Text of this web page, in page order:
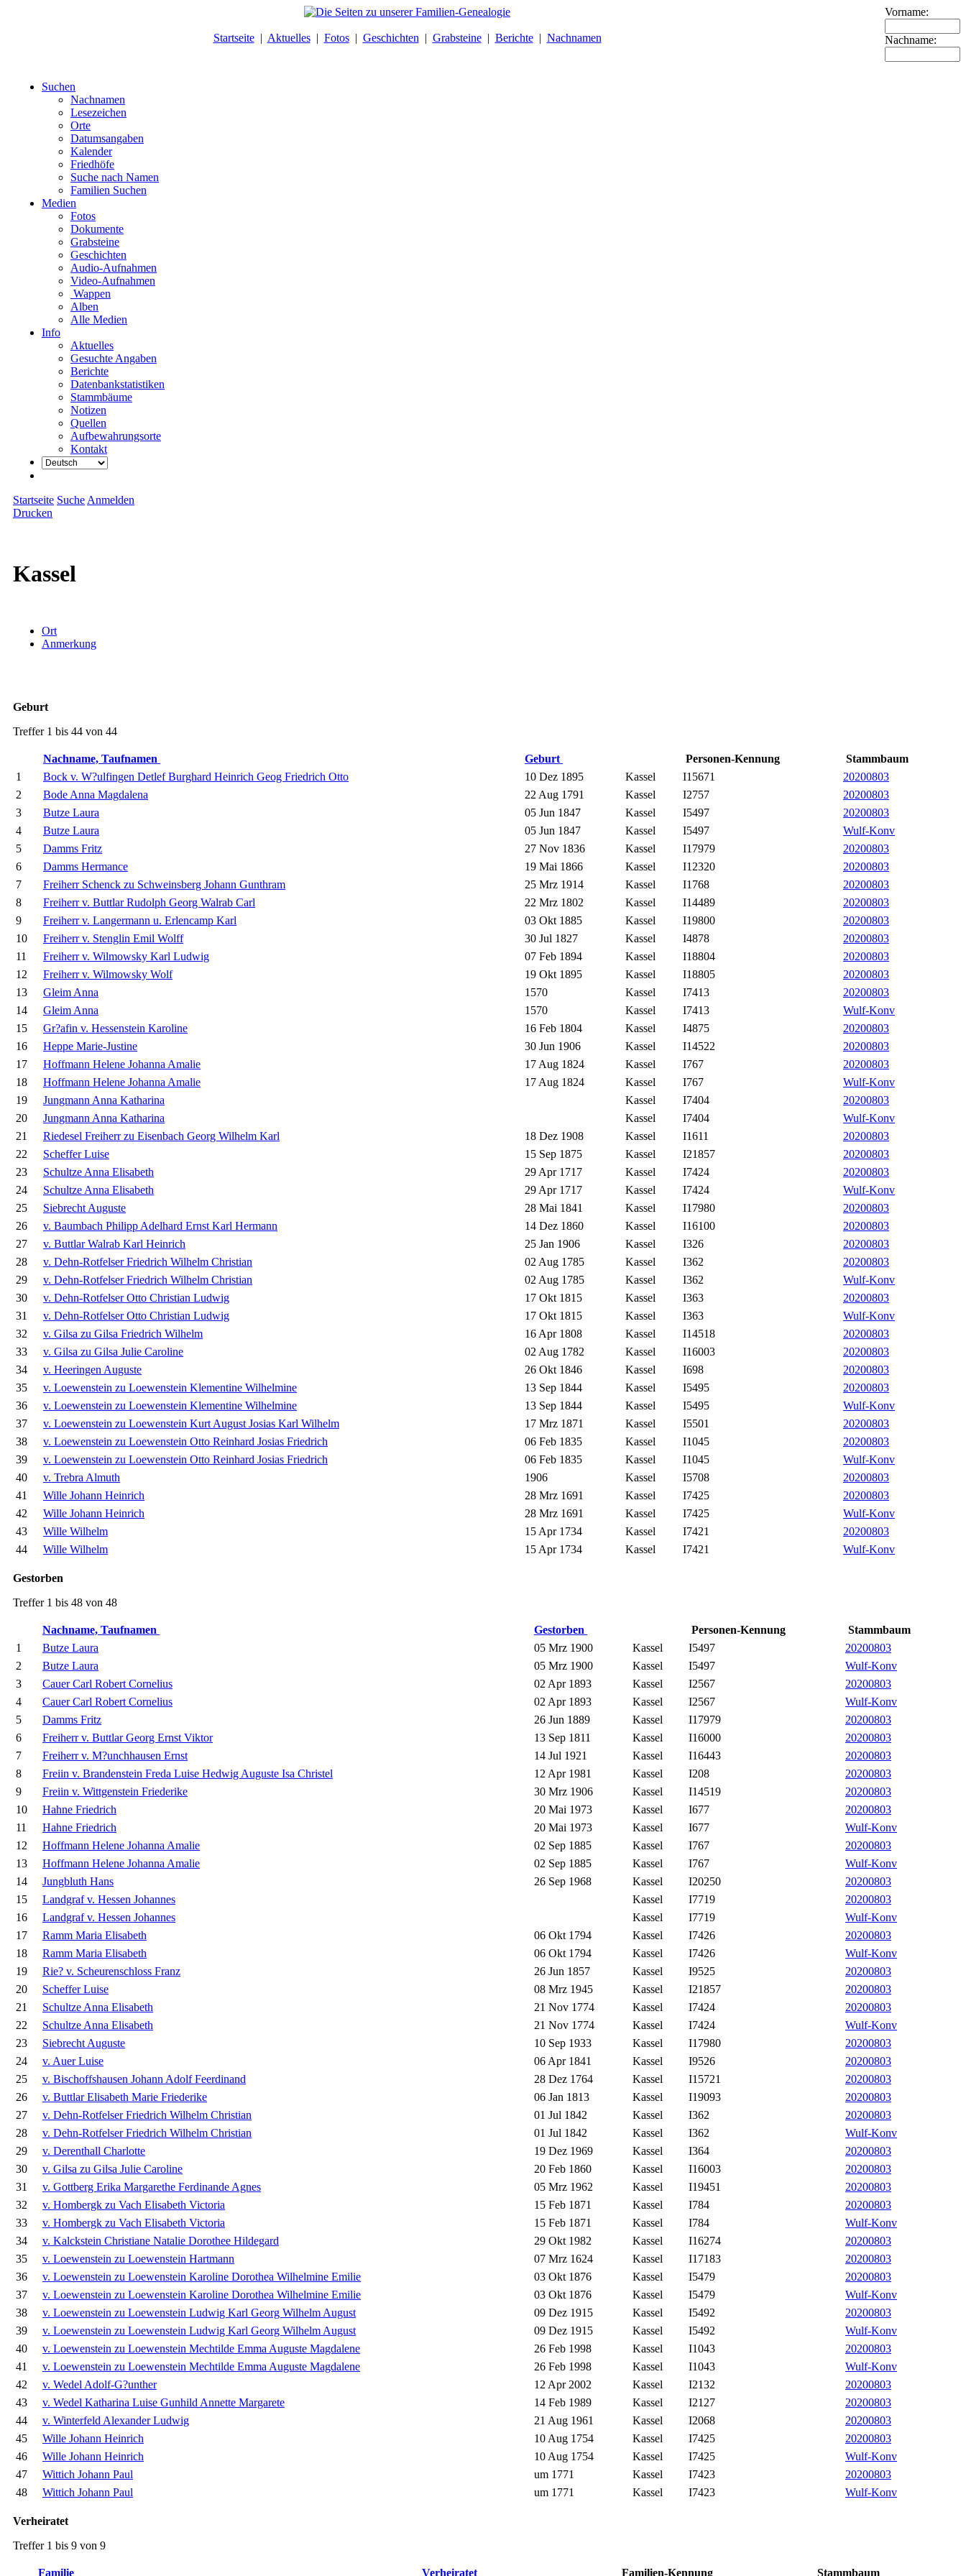
Startseite| Aktuelles| Fotos| Geschichten | Grabsteine| Berichte| Nachnamen
Vorname:
Nachname:
Suchen
Nachnamen
Lesezeichen
Orte
Datumsangaben
Kalender
Friedhöfe
Suche nach Namen
Familien Suchen
Medien
Fotos
Dokumente
Grabsteine
Geschichten
Audio-Aufnahmen
Video-Aufnahmen
Wappen
Alben
Alle Medien
Info
Aktuelles
Gesuchte Angaben
Berichte
Datenbankstatistiken
Stammbäume
Notizen
Quellen
Aufbewahrungsorte
Kontakt
Startseite Suche Anmelden
Drucken
Kassel
Ort
Anmerkung
Geburt
Treffer 1 bis 44 von 44
Nachname, Taufnamen Geburt Personen-Kennung
Stammbaum
1
Bock v. W?ulfingen Detlef Burghard Heinrich Geog Friedrich Otto 10 Dez 1895 Kassel I15671
20200803
2
Bode Anna Magdalena 22 Aug 1791 Kassel I2757
20200803
3
Butze Laura 05 Jun 1847 Kassel I5497
20200803
4
Butze Laura 05 Jun 1847 Kassel I5497
Wulf-Konv
5
Damms Fritz 27 Nov 1836 Kassel I17979
20200803
6
Damms Hermance 19 Mai 1866 Kassel I12320
20200803
7
Freiherr Schenck zu Schweinsberg Johann Gunthram 25 Mrz 1914 Kassel I1768
20200803
8
Freiherr v. Buttlar Rudolph Georg Walrab Carl 22 Mrz 1802 Kassel I14489
20200803
9
Freiherr v. Langermann u. Erlencamp Karl 03 Okt 1885 Kassel I19800
20200803
10
Freiherr v. Stenglin Emil Wolff 30 Jul 1827 Kassel I4878
20200803
11
Freiherr v. Wilmowsky Karl Ludwig 07 Feb 1894 Kassel I18804
20200803
12
Freiherr v. Wilmowsky Wolf 19 Okt 1895 Kassel I18805
20200803
13
Gleim Anna 1570 Kassel I7413
20200803
14
Gleim Anna 1570 Kassel I7413
Wulf-Konv
15
Gr?afin v. Hessenstein Karoline 16 Feb 1804 Kassel I4875
20200803
16
Heppe Marie-Justine 30 Jun 1906 Kassel I14522
20200803
17
Hoffmann Helene Johanna Amalie 17 Aug 1824 Kassel I767
20200803
18
Hoffmann Helene Johanna Amalie 17 Aug 1824 Kassel I767
Wulf-Konv
19
Jungmann Anna Katharina Kassel I7404
20200803
20
Jungmann Anna Katharina Kassel I7404
Wulf-Konv
21
Riedesel Freiherr zu Eisenbach Georg Wilhelm Karl 18 Dez 1908 Kassel I1611
20200803
22
Scheffer Luise 15 Sep 1875 Kassel I21857
20200803
23
Schultze Anna Elisabeth 29 Apr 1717 Kassel I7424
20200803
24
Schultze Anna Elisabeth 29 Apr 1717 Kassel I7424
Wulf-Konv
25
Siebrecht Auguste 28 Mai 1841 Kassel I17980
20200803
26
v. Baumbach Philipp Adelhard Ernst Karl Hermann 14 Dez 1860 Kassel I16100
20200803
27
v. Buttlar Walrab Karl Heinrich 25 Jan 1906 Kassel I326
20200803
28
v. Dehn-Rotfelser Friedrich Wilhelm Christian 02 Aug 1785 Kassel I362
20200803
29
v. Dehn-Rotfelser Friedrich Wilhelm Christian 02 Aug 1785 Kassel I362
Wulf-Konv
30
v. Dehn-Rotfelser Otto Christian Ludwig 17 Okt 1815 Kassel I363
20200803
31
v. Dehn-Rotfelser Otto Christian Ludwig 17 Okt 1815 Kassel I363
Wulf-Konv
32
v. Gilsa zu Gilsa Friedrich Wilhelm 16 Apr 1808 Kassel I14518
20200803
33
v. Gilsa zu Gilsa Julie Caroline 02 Aug 1782 Kassel I16003
20200803
34
v. Heeringen Auguste 26 Okt 1846 Kassel I698
20200803
35
v. Loewenstein zu Loewenstein Klementine Wilhelmine 13 Sep 1844 Kassel I5495
20200803
36
v. Loewenstein zu Loewenstein Klementine Wilhelmine 13 Sep 1844 Kassel I5495
Wulf-Konv
37
v. Loewenstein zu Loewenstein Kurt August Josias Karl Wilhelm 17 Mrz 1871 Kassel I5501
20200803
38
v. Loewenstein zu Loewenstein Otto Reinhard Josias Friedrich 06 Feb 1835 Kassel I1045
20200803
39
v. Loewenstein zu Loewenstein Otto Reinhard Josias Friedrich 06 Feb 1835 Kassel I1045
Wulf-Konv
40
v. Trebra Almuth 1906 Kassel I5708
20200803
41
Wille Johann Heinrich 28 Mrz 1691 Kassel I7425
20200803
42
Wille Johann Heinrich 28 Mrz 1691 Kassel I7425
Wulf-Konv
43
Wille Wilhelm 15 Apr 1734 Kassel I7421
20200803
44
Wille Wilhelm 15 Apr 1734 Kassel I7421 Wulf-Konv
Gestorben
Treffer 1 bis 48 von 48
Nachname, Taufnamen Gestorben Personen-Kennung
Stammbaum
1
Butze Laura 05 Mrz 1900 Kassel I5497
20200803
2
Butze Laura 05 Mrz 1900 Kassel I5497
Wulf-Konv
3
Cauer Carl Robert Cornelius 02 Apr 1893 Kassel I2567
20200803
4
Cauer Carl Robert Cornelius 02 Apr 1893 Kassel I2567
Wulf-Konv
5
Damms Fritz 26 Jun 1889 Kassel I17979
20200803
6
Freiherr v. Buttlar Georg Ernst Viktor 13 Sep 1811 Kassel I16000
20200803
7
Freiherr v. M?unchhausen Ernst 14 Jul 1921 Kassel I16443
20200803
8
Freiin v. Brandenstein Freda Luise Hedwig Auguste Isa Christel 12 Apr 1981 Kassel I208
20200803
9
Freiin v. Wittgenstein Friederike 30 Mrz 1906 Kassel I14519
20200803
10
Hahne Friedrich 20 Mai 1973 Kassel I677
20200803
11
Hahne Friedrich 20 Mai 1973 Kassel I677
Wulf-Konv
12
Hoffmann Helene Johanna Amalie 02 Sep 1885 Kassel I767
20200803
13
Hoffmann Helene Johanna Amalie 02 Sep 1885 Kassel I767
Wulf-Konv
14
Jungbluth Hans 26 Sep 1968 Kassel I20250
20200803
15
Landgraf v. Hessen Johannes Kassel I7719
20200803
16
Landgraf v. Hessen Johannes Kassel I7719
Wulf-Konv
17
Ramm Maria Elisabeth 06 Okt 1794 Kassel I7426
20200803
18
Ramm Maria Elisabeth 06 Okt 1794 Kassel I7426
Wulf-Konv
19
Rie? v. Scheurenschloss Franz 26 Jun 1857 Kassel I9525
20200803
20
Scheffer Luise 08 Mrz 1945 Kassel I21857
20200803
21
Schultze Anna Elisabeth 21 Nov 1774 Kassel I7424
20200803
22
Schultze Anna Elisabeth 21 Nov 1774 Kassel I7424
Wulf-Konv
23
Siebrecht Auguste 10 Sep 1933 Kassel I17980
20200803
24
v. Auer Luise 06 Apr 1841 Kassel I9526
20200803
25
v. Bischoffshausen Johann Adolf Feerdinand 28 Dez 1764 Kassel I15721
20200803
26
v. Buttlar Elisabeth Marie Friederike 06 Jan 1813 Kassel I19093
20200803
27
v. Dehn-Rotfelser Friedrich Wilhelm Christian 01 Jul 1842 Kassel I362
20200803
28
v. Dehn-Rotfelser Friedrich Wilhelm Christian 01 Jul 1842 Kassel I362
Wulf-Konv
29
v. Derenthall Charlotte 19 Dez 1969 Kassel I364
20200803
30
v. Gilsa zu Gilsa Julie Caroline 20 Feb 1860 Kassel I16003
20200803
31
v. Gottberg Erika Margarethe Ferdinande Agnes 05 Mrz 1962 Kassel I19451
20200803
32
v. Hombergk zu Vach Elisabeth Victoria 15 Feb 1871 Kassel I784
20200803
33
v. Hombergk zu Vach Elisabeth Victoria 15 Feb 1871 Kassel I784
Wulf-Konv
34
v. Kalckstein Christiane Natalie Dorothee Hildegard 29 Okt 1982 Kassel I16274
20200803
35
v. Loewenstein zu Loewenstein Hartmann 07 Mrz 1624 Kassel I17183
20200803
36
v. Loewenstein zu Loewenstein Karoline Dorothea Wilhelmine Emilie 03 Okt 1876 Kassel I5479
20200803
37
v. Loewenstein zu Loewenstein Karoline Dorothea Wilhelmine Emilie 03 Okt 1876 Kassel I5479
Wulf-Konv
38
v. Loewenstein zu Loewenstein Ludwig Karl Georg Wilhelm August 09 Dez 1915 Kassel I5492
20200803
39
v. Loewenstein zu Loewenstein Ludwig Karl Georg Wilhelm August 09 Dez 1915 Kassel I5492
Wulf-Konv
40
v. Loewenstein zu Loewenstein Mechtilde Emma Auguste Magdalene 26 Feb 1998 Kassel I1043
20200803
41
v. Loewenstein zu Loewenstein Mechtilde Emma Auguste Magdalene 26 Feb 1998 Kassel I1043
Wulf-Konv
42
v. Wedel Adolf-G?unther 12 Apr 2002 Kassel I2132
20200803
43
v. Wedel Katharina Luise Gunhild Annette Margarete 14 Feb 1989 Kassel I2127
20200803
44
v. Winterfeld Alexander Ludwig 21 Aug 1961 Kassel I2068
20200803
45
Wille Johann Heinrich 10 Aug 1754 Kassel I7425
20200803
46
Wille Johann Heinrich 10 Aug 1754 Kassel I7425
Wulf-Konv
47
Wittich Johann Paul um 1771 Kassel I7423
20200803
48
Wittich Johann Paul um 1771 Kassel I7423 Wulf-Konv
Verheiratet
Treffer 1 bis 9 von 9
Familie Verheiratet Familien-Kennung Stammbaum